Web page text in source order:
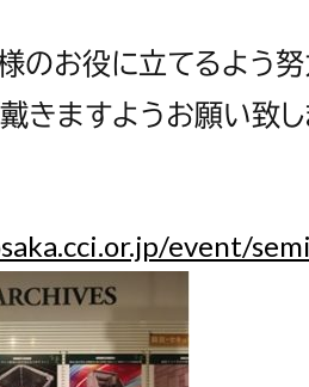
のお役に立てるよう努
きますようお願い致し
event/